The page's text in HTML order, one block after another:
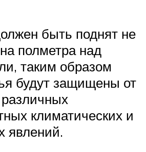
быть поднят не
полметра над
таким образом
будут защищены от
климатических и
явлений.